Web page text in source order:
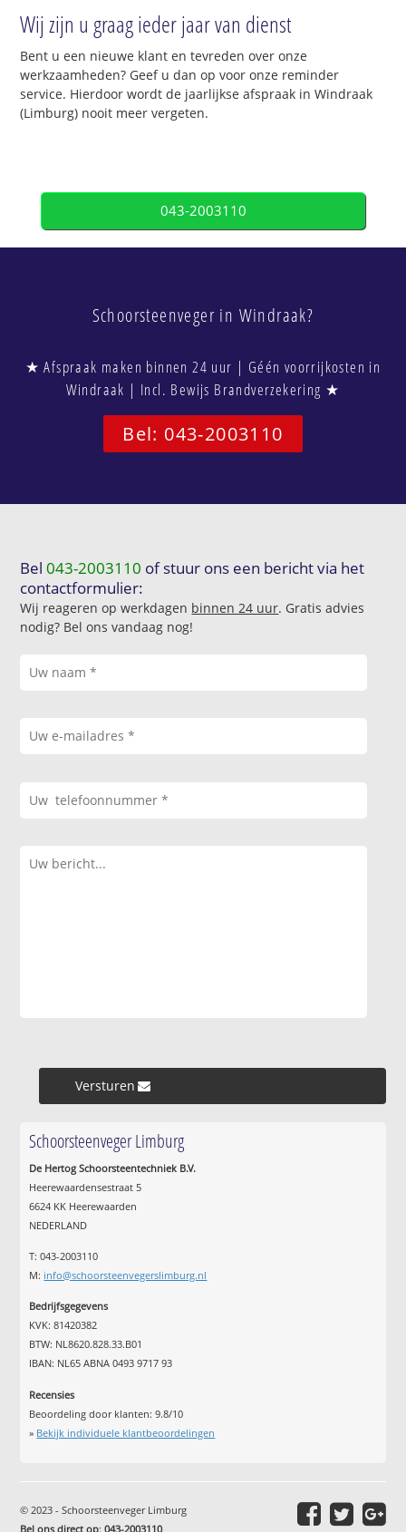
Wij zijn u graag ieder jaar van dienst
Bent u een nieuwe klant en tevreden over onze
werkzaamheden? Geef u dan op voor onze reminder
service. Hierdoor wordt de jaarlijkse afspraak in Windraak
(Limburg) nooit meer vergeten.
043-2003110
Schoorsteenveger in Windraak?
★ Afspraak maken binnen 24 uur | Géén voorrijkosten in
Windraak | Incl. Bewijs Brandverzekering ★
Bel: 043-2003110
Bel043-2003110 of stuur ons een bericht via het
contactformulier:
Wij reageren op werkdagen binnen 24 uur. Gratis advies
nodig? Bel ons vandaag nog!
Versturen »
Schoorsteenveger Limburg
De Hertog Schoorsteentechniek B.V.
Heerewaardensestraat 5
6624 KK Heerewaarden
NEDERLAND
T: 043-2003110
M: info@schoorsteenvegerslimburg.nl
Bedrijfsgegevens
KVK: 81420382
BTW: NL8620.828.33.B01
IBAN: NL65 ABNA 0493 9717 93
Recensies
Beoordeling door klanten:9.8/10
» Bekijk individuele klantbeoordelingen
© 2023 - Schoorsteenveger Limburg
Bel ons direct op:043-2003110